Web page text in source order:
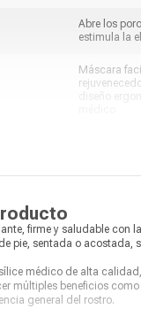
Abre los
estimula la
Máscara
firme y saludable con
pie, sentada o acostada,
médico de alta
múltiples beneficios
general del rostro.